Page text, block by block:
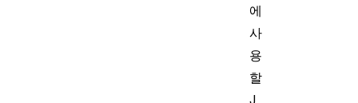
에
사
용
할